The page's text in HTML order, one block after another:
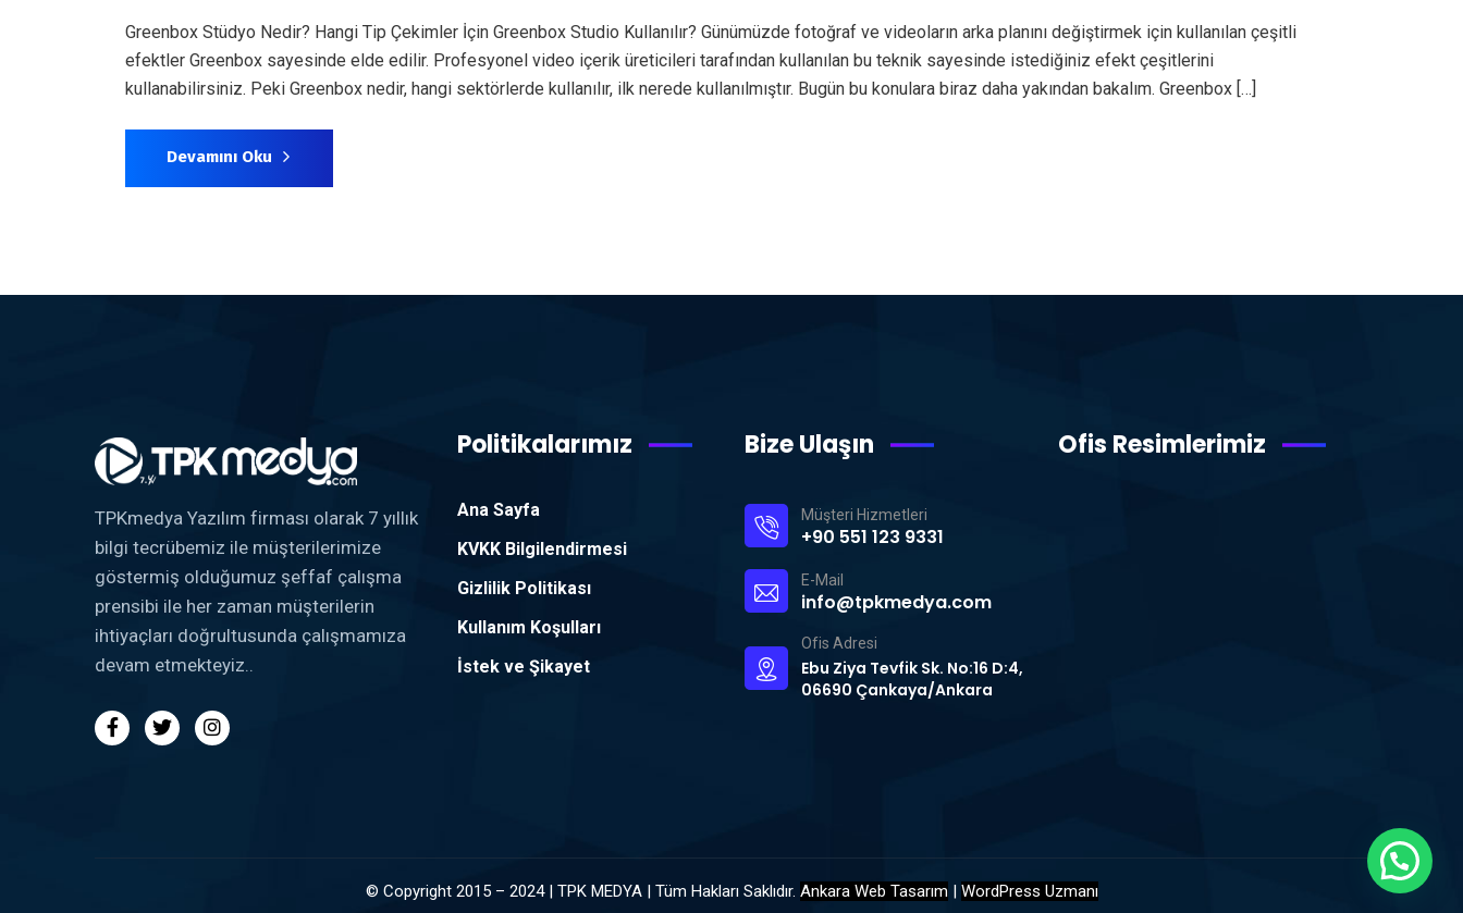
Greenbox Stüdyo Nedir? Hangi Tip Çekimler İçin Greenbox Studio Kullanılır? Günümüzde fotoğraf ve videoların arka planını değiştirmek için kullanılan çeşitli
efektler Greenbox sayesinde elde edilir. Profesyonel video içerik üreticileri tarafından kullanılan bu teknik sayesinde istediğiniz efekt çeşitlerini
kullanabilirsiniz. Peki Greenbox nedir, hangi sektörlerde kullanılır, ilk nerede kullanılmıştır. Bugün bu konulara biraz daha yakından bakalım. Greenbox […]
Devamını Oku
TPKmedya Yazılım firması olarak 7 yıllık
bilgi tecrübemiz ile müşterilerimize
göstermiş olduğumuz şeffaf çalışma
prensibi ile her zaman müşterilerin
ihtiyaçları doğrultusunda çalışmamıza
devam etmekteyiz..
Politikalarımız
Ana Sayfa
KVKK Bilgilendirmesi
Gizlilik Politikası
Kullanım Koşulları
İstek ve Şikayet
Bize Ulaşın
Müşteri Hizmetleri
+90 551 123 9331
E-Mail
info@tpkmedya.com
Ofis Adresi
Ebu Ziya Tevfik Sk. No:16 D:4,
06690 Çankaya/Ankara
Ofis Resimlerimiz
© Copyright 2015 – 2024 | TPK MEDYA | Tüm Hakları Saklıdır. Ankara Web Tasarım WordPress Uzmanı